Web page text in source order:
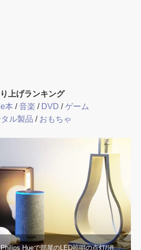
上げランキング
本 /音楽 / DVD /ゲーム
ル製品 / おもちゃ
Hueで部屋のLED照明の点灯/消…